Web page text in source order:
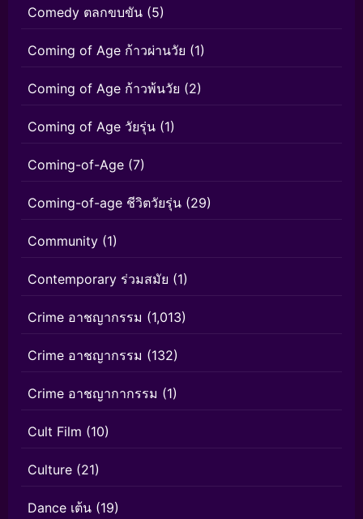
Comedy ตลกขบขัน (5)
Coming of Age ก้าวผ่านวัย (1)
Coming of Age ก้าวพ้นวัย (2)
Coming of Age วัยรุ่น (1)
Coming-of-Age (7)
Coming-of-age ชีวิตวัยรุ่น (29)
Community (1)
Contemporary ร่วมสมัย (1)
Crime อาชญากรรม (1,013)
Crime อาชญากรรม (132)
Crime อาชญากากรรม (1)
Cult Film (10)
Culture (21)
Dance เต้น (19)